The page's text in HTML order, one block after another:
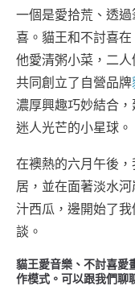
一個是愛拾荒、透
喜。貓王和不討喜在
他愛清粥小菜，二
共同創立了自營品牌
濃厚興趣巧妙結合
迷人光芒的小星球。
在襖熱的六月午後
居，並在面著淡水
汁西瓜，邊開始了
談。
貓王愛音樂、不討喜愛
作模式。可以跟我們聊